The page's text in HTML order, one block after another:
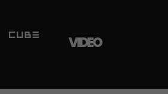
VIDEO